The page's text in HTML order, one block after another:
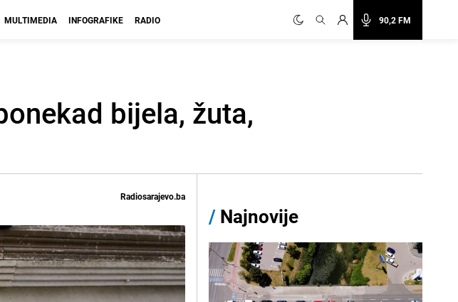
90,2 FM
MULTIMEDIA INFOGRAFIKE RADIO
bijela, žuta,
Radiosarajevo.ba
/ Najnovije